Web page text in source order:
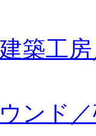
建築工
ウンド